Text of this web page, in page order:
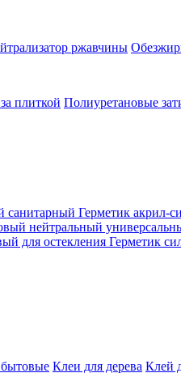
ржавчины
плиткой Полиуретановые
санитарный Герметик акрил-
нейтральный
для остекления Герметик
Клеи для дерева Клей